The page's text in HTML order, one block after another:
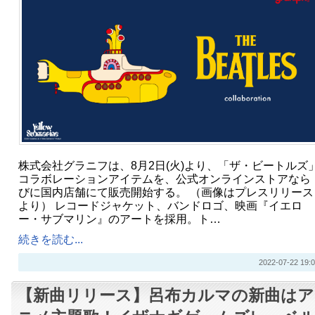
株式会社グラニフは、8月2日(火)より、「ザ・ビートルズ
コラボレーションアイテムを、公式オンラインストアなら
びに国内店舗にて販売開始する。 （画像はプレスリリース
より） レコードジャケット、バンドロゴ、映画『イエロ
ー・サブマリン』のアートを採用。ト…
続きを読む...
2022-07-22
【新曲リリース】呂布カルマの新曲はア